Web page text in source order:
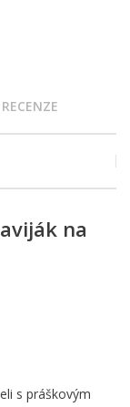
RECENZE
na
s práškovým